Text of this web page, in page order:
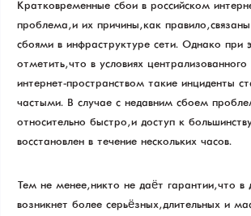
Кратковременные сбои в российском
проблема, и их причины, как правило,
сбоями в инфраструктуре сети. Однако при
отметить, что в условиях
интернет-пространством такие инциденты
частыми. В случае с недавним сбоем
относительно быстро, и доступ к
восстановлен в течение нескольких часов.
Тем не менее, никто не даёт гарантии, что в
возникнет более серьёзных, длительных и